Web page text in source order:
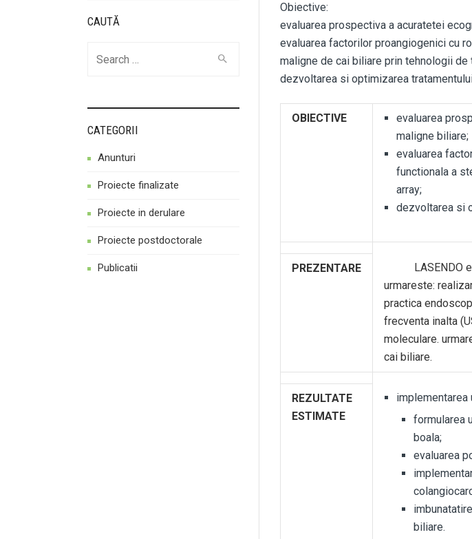
Obiective:
evaluarea prospectiva a acuratetei
evaluarea factorilor proangiogenici cu
maligne de cai biliare prin tehnologii
dezvoltarea si optimizarea
OBIECTIVE
evaluarea
maligne biliare;
evaluarea
functionala a
array;
dezvoltarea si
PREZENTARE
LASENDO
urmareste:
practica
frecventa inalta
moleculare.
cai biliare.
REZULTATE
ESTIMATE
implementarea
formularea
boala;
evaluarea
biliare.
CAUTĂ
CATEGORII
Anunturi
Proiecte finalizate
Proiecte in derulare
Proiecte postdoctorale
Publicatii